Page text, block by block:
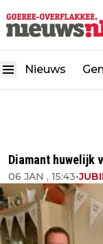
Nieuws
Diamant huwelijk
06 JAN , 15:43•